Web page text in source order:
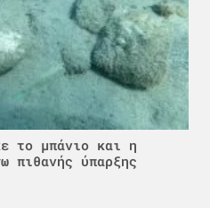
το μπάνιο και η
πιθανής ύπαρξης